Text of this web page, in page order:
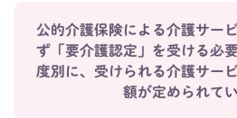
公的介護保険による介護サー
ず「要介護認定」を受ける必
度別に、受けられる介護サー
額が定められてい